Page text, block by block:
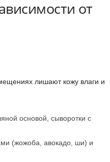
от
лишают кожу влаги и
основой, сыворотки с
(жожоба, авокадо, ши) и